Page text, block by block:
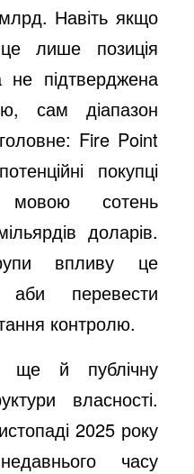
Навіть якщо
лише позиція
не підтверджена
сам діапазон
Fire Point
покупці
мовою сотень
доларів.
впливу це
аби перевести
контролю.
ще й публічну
власності.
2025 року
часу